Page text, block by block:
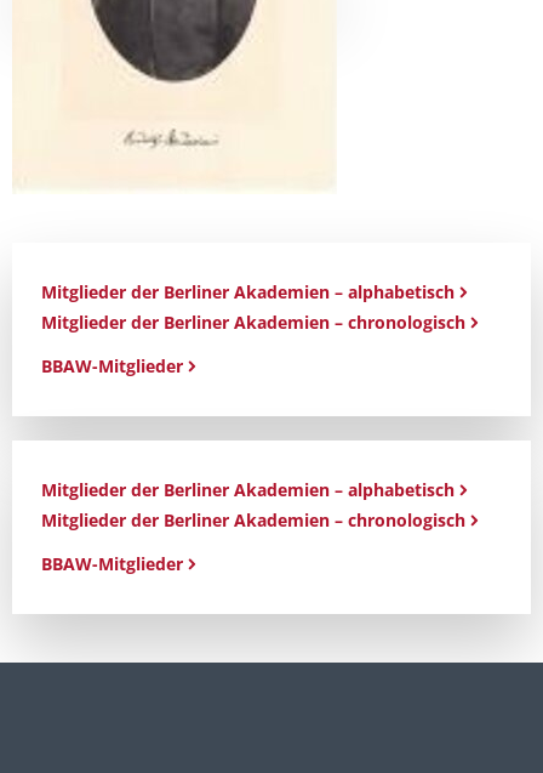
Mitglieder der Berliner Akademien – alphabetisch
Mitglieder der Berliner Akademien – chronologisch
BBAW-Mitglieder
Mitglieder der Berliner Akademien – alphabetisch
Mitglieder der Berliner Akademien – chronologisch
BBAW-Mitglieder